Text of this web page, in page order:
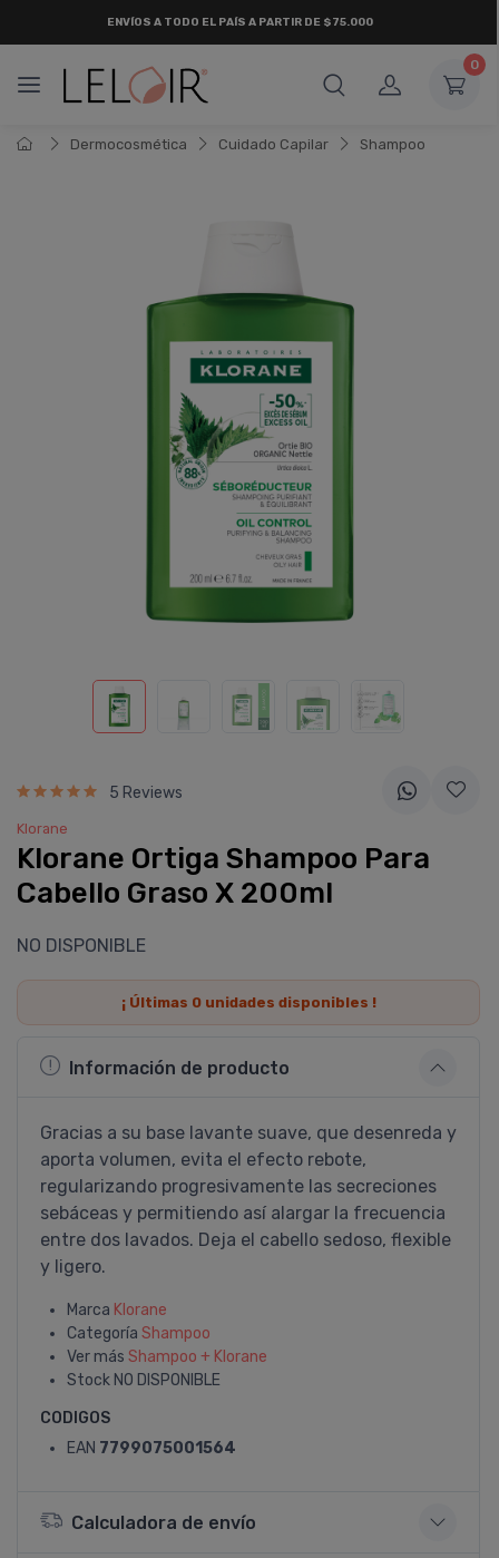
ENVÍOS A TODO EL PAÍS A PARTIR DE $75.000
0
Dermocosmética Cuidado Capilar Shampoo
5 Reviews
Klorane
Klorane Ortiga Shampoo Para
Cabello Graso X 200ml
NO DISPONIBLE
¡ Últimas 0unidades disponibles !
Información de producto
Gracias a su base lavante suave, que desenreda y
aporta volumen, evita el efecto rebote,
regularizando progresivamente las secreciones
sebáceas y permitiendo así­ alargar la frecuencia
entre dos lavados. Deja el cabello sedoso, flexible
y ligero.
Marca Klorane
Categoría Shampoo
Ver más Shampoo + Klorane
Stock NO DISPONIBLE
CODIGOS
EAN 7799075001564
Calculadora de envío